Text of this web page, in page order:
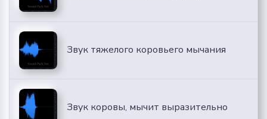
Звук тяжелого коровьего мычания
Звук коровы, мычит выразительно